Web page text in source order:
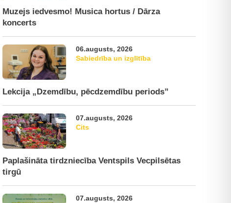
Muzejs iedvesmo! Musica hortus / Dārza
koncerts
06.augusts, 2026
Sabiedrība un izglītība
Lekcija „Dzemdību, pēcdzemdību periods”
07.augusts, 2026
Cits
Paplašināta tirdzniecība Ventspils Vecpilsētas
tirgū
07.augusts, 2026